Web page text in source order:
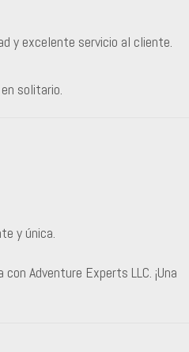
y excelente servicio al cliente.
solitario.
y única.
Adventure Experts LLC. ¡Una